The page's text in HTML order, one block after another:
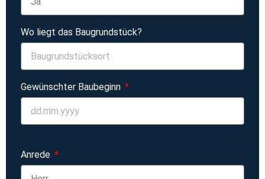
Wo liegt das Baugrundstück?
Gewünschter Baubeginn
Anrede